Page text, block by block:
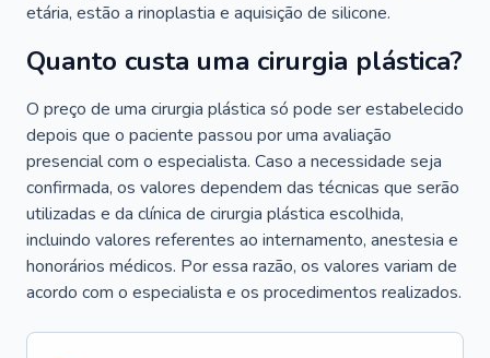
etária, estão a rinoplastia e aquisição de silicone.
Quanto custa uma cirurgia plástica?
O preço de uma cirurgia plástica só pode ser estabelecido
depois que o paciente passou por uma avaliação
presencial com o especialista. Caso a necessidade seja
confirmada, os valores dependem das técnicas que serão
utilizadas e da clínica de cirurgia plástica escolhida,
incluindo valores referentes ao internamento, anestesia e
honorários médicos. Por essa razão, os valores variam de
acordo com o especialista e os procedimentos realizados.